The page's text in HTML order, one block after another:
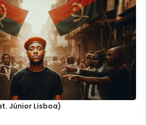
Júnior Lisboa)